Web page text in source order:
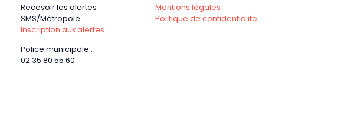
Recevoir les alertes
SMS/Métropole :
Inscription aux alertes
Police municipale :
02 35 80 55 60
Mentions légales
Politique de confidentialité